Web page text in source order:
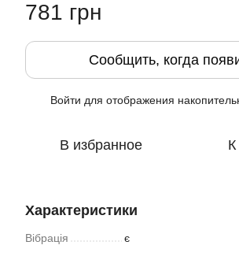
781 грн
Сообщить, когда
Войти для отображения
В избранное
Характеристики
Вібрація є